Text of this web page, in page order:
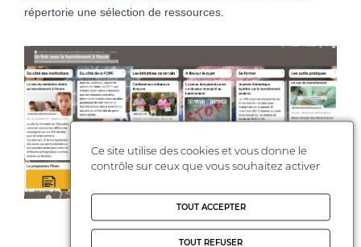
répertorie une sélection de ressources.
Ce site utilise des cookies et vous donne le
contrôle sur ceux que vous souhaitez activer
TOUT ACCEPTER
TOUT REFUSER